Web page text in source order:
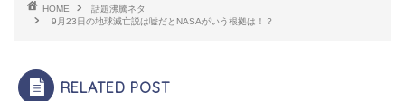
HOME
話題沸騰ネタ
9月23日の地球滅亡説は嘘だとNASAがいう根拠は！？
RELATED POST